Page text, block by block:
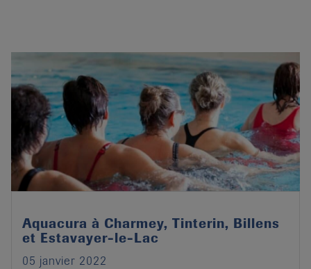
Aquacura à Charmey, Tinterin, Billens
et Estavayer-le-Lac
05 janvier 2022